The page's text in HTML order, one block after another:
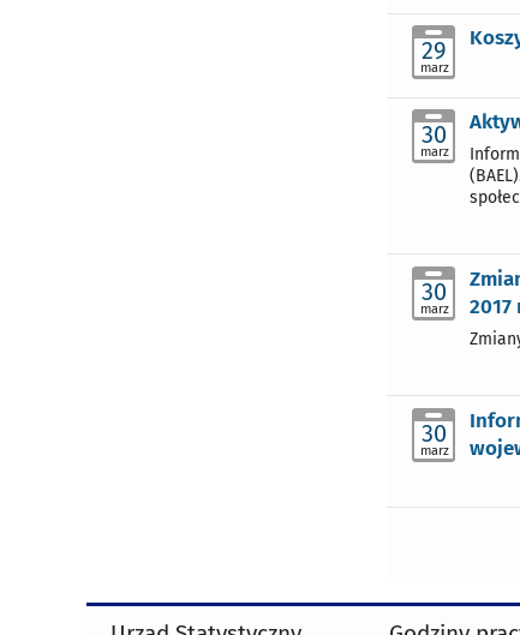
29
marz
30
marz
30
marz
2017
30
marz